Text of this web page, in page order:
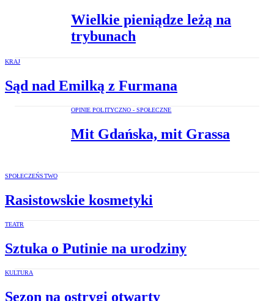
Wielkie pieniądze leżą na
trybunach
KRAJ
Sąd nad Emilką z Furmana
OPINIE POLITYCZNO - SPOŁECZNE
Mit Gdańska, mit Grassa
SPOŁECZEŃSTWO
Rasistowskie kosmetyki
TEATR
Sztuka o Putinie na urodziny
KULTURA
Sezon na ostrygi otwarty